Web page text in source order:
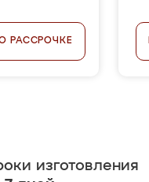
РАССРОЧКЕ
изготовления